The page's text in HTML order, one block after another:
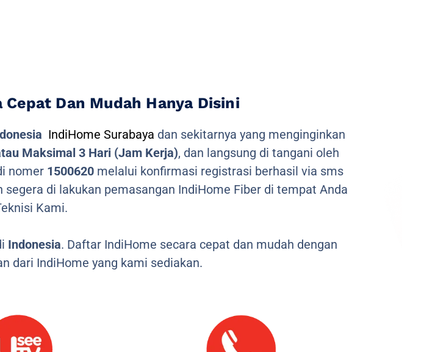
Dan Mudah Hanya Disini
IndiHome Surabaya dan sekitarnya yang menginginkan
Maksimal 3 Hari (Jam Kerja), dan langsung di tangani oleh
nomer 1500620melalui konfirmasi registrasi berhasil via sms
di lakukan pemasangan IndiHome Fiber di tempat Anda
Kami.
Indonesia. Daftar IndiHome secara cepat dan mudah dengan
dari IndiHome yang kami sediakan.